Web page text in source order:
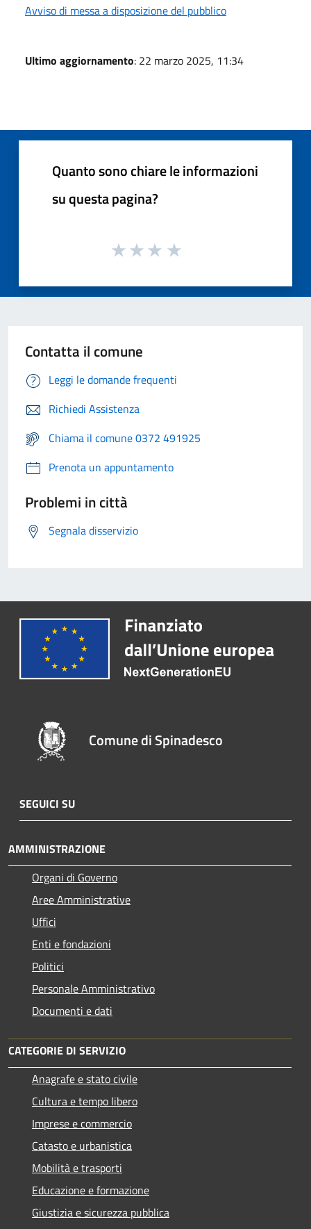
Avviso di messa a disposizione del pubblico
Ultimo aggiornamento: 22 marzo 2025, 11:34
Quanto sono chiare le informazioni
su questa pagina?
Contatta il comune
Leggi le domande frequenti
Richiedi Assistenza
Chiama il comune 0372 491925
Prenota un appuntamento
Problemi in città
Segnala disservizio
Comune di Spinadesco
SEGUICI SU
AMMINISTRAZIONE
Organi di Governo
Aree Amministrative
Uffici
Enti e fondazioni
Politici
Personale Amministrativo
Documenti e dati
CATEGORIE DI SERVIZIO
Anagrafe e stato civile
Cultura e tempo libero
Imprese e commercio
Catasto e urbanistica
Mobilità e trasporti
Educazione e formazione
Giustizia e sicurezza pubblica